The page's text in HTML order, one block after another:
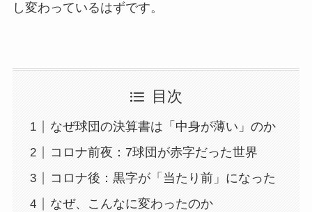
し変わっているはずです。
目次
なぜ球団の決算書は「中身が薄い」のか
コロナ前夜：7球団が赤字だった世界
コロナ後：黒字が「当たり前」になった
なぜ、こんなに変わったのか